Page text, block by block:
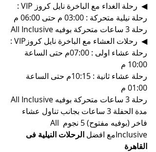
◀  رحلة الغداء مع الباخرة نايل كروز VIP :
رحلة نيلية متحركة : 03:00 م حتى 06:00 م
All Inclusive رحلة 3 ساعات متحركة بوفيه
◀  رحلات العشاء مع الباخرة نايل كروزVIP :
رحلة عشاء اولى : 07:00م حتى الساعة
10:00 م
رحلة عشاء ثانية : 10:15م حتى الساعة
01:00 م
All Inclusive رحلة 3 ساعات متحركة بوفيه
مدة الحفلة 3 ساعات بجانب تناول عشاء
فاخر (بوفيه مفتوح) 5 نجوم All
Inclusiveمع افضل
الرحلات النيلية فى
القاهرة